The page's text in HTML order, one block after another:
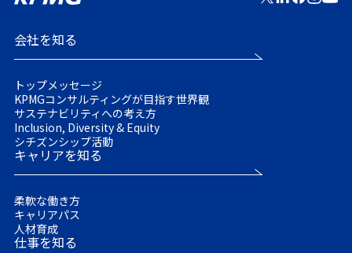
会社を知る
トップメッセージ
KPMGコンサルティングが目指す世界観
サステナビリティへの考え方
Inclusion, Diversity & Equity
シチズンシップ活動
キャリアを知る
柔軟な働き方
キャリアパス
人材育成
仕事を知る